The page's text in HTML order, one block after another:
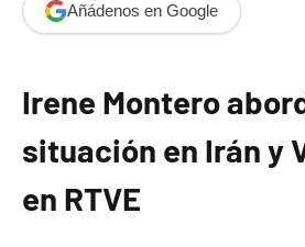
Añádenos en Google
Irene Montero
situación en Irán y
en RTVE